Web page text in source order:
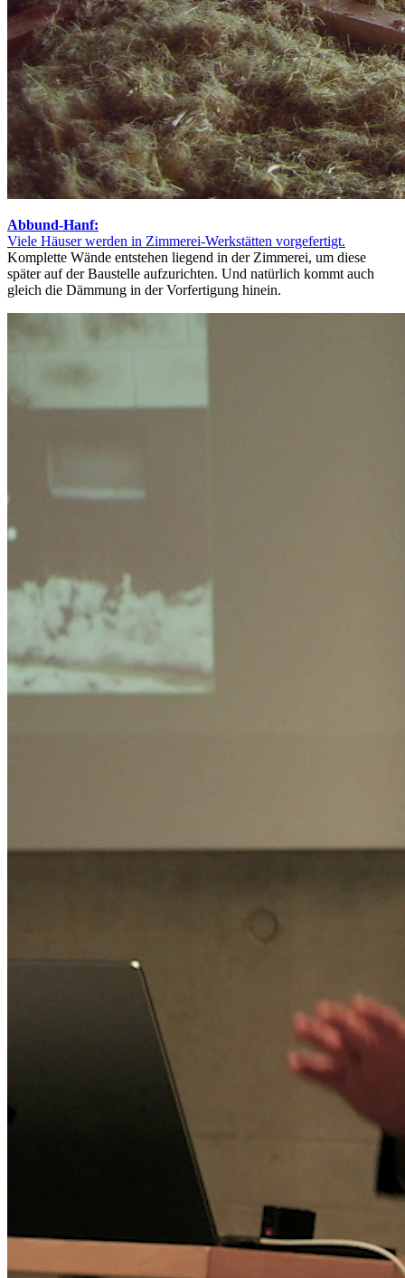
Abbund-Hanf:
Viele Häuser werden in Zimmerei-Werkstätten vorgefertigt.
Komplette Wände entstehen liegend in der Zimmerei, um diese
später auf der Baustelle aufzurichten. Und natürlich kommt auch
gleich die Dämmung in der Vorfertigung hinein.